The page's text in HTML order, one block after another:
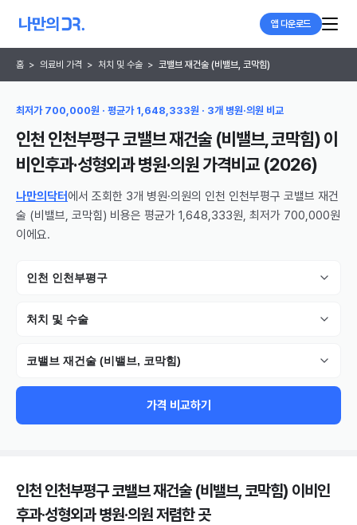
앱 다운로드
홈 > 의료비 가격 > 처치 및 수술 > 코밸브 재건술 (비밸브, 코막힘)
최저가 700,000원 · 평균가 1,648,333원 · 3개 병원·의원 비교
인천 인천부평구 코밸브 재건술 (비밸브, 코막힘) 이
비인후과·성형외과 병원·의원가격비교 (2026)
나만의닥터 에서 조회한 3개 병원·의원의 인천 인천부평구 코밸브 재건
술 (비밸브, 코막힘) 비용은 평균가 1,648,333원, 최저가 700,000원
이에요.
인천 인천부평구
처치 및 수술
코밸브 재건술 (비밸브, 코막힘)
가격 비교하기
인천 인천부평구 코밸브 재건술 (비밸브, 코막힘) 이비인
후과·성형외과 병원·의원저렴한 곳